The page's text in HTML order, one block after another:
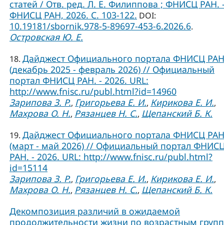
статей / Отв. ред. Л. Е. Филиппова ; ФНИСЦ РАН.
ФНИСЦ РАН, 2026. C. 103-122. DOI:
10.19181/sbornik.978-5-89697-453-6.2026.6.
Островская Ю. Е.
18. Дайджест Официального портала ФНИСЦ РАН
(декабрь 2025 - февраль 2026) // Официальный
портал ФНИСЦ РАН. - 2026. URL:
http://www.fnisc.ru/publ.html?id=14960
Зарипова З. Р., Григорьева Е. И., Кирикова Е. И.,
Махрова О. Н., Рязанцев Н. С., Щепанский Б. К.
19. Дайджест Официального портала ФНИСЦ РАН
(март - май 2026) // Официальный портал
РАН. - 2026. URL: http://www.fnisc.ru/publ.html?
id=15114
Зарипова З. Р., Григорьева Е. И., Кирикова Е. И.,
Махрова О. Н., Рязанцев Н. С., Щепанский Б. К.
Декомпозиция различий в ожидаемой
продолжительности жизни по возрастным